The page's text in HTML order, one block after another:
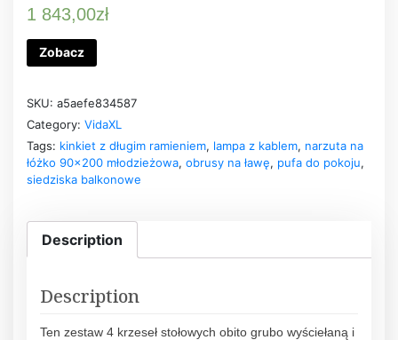
1 843,00zł
Zobacz
SKU: a5aefe834587
Category: VidaXL
Tags: kinkiet z długim ramieniem, lampa z kablem, narzuta na
łóżko 90x200 młodzieżowa, obrusy na ławę, pufa do pokoju,
siedziska balkonowe
Description
Description
Ten zestaw 4 krzeseł stołowych obito grubo wyściełaną i